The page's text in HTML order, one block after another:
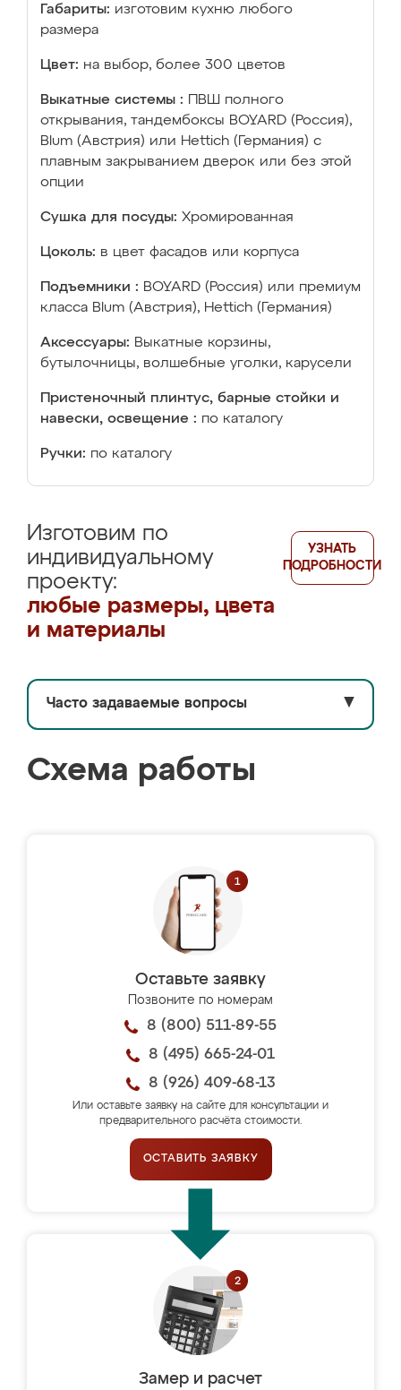
Габариты: изготовим кухню любого
размера
Цвет: на выбор, более 300 цветов
Выкатные системы :
ПВШ полного
открывания, тандембоксы BOYARD (Россия),
Blum (Австрия) или Hettich (Германия) с
плавным закрыванием дверок или без этой
опции
Сушка для посуды: Хромированная
Цоколь: в цвет фасадов или корпуса
Подъемники : BOYARD (Россия) или премиум
класса Blum (Австрия), Hettich (Германия)
Аксессуары: Выкатные корзины,
бутылочницы, волшебные уголки, карусели
Пристеночный плинтус, барные стойки и
навески, освещение : по каталогу
Ручки: по каталогу
Изготовим по
индивидуальному
проекту:
любые размеры, цвета
и материалы
УЗНАТЬ
ПОДРОБНОСТИ
Часто задаваемые вопросы ▼
Схема работы
Оставьте заявку
Позвоните по номерам
8 (800) 511-89-55
8 (495) 665-24-01
8 (926) 409-68-13
Или оставьте заявку на сайте для консультации и
предварительного расчёта стоимости.
ОСТАВИТЬ ЗАЯВКУ
Замер и расчет